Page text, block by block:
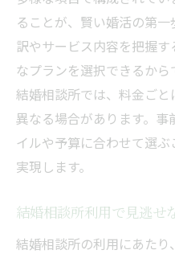
ることが、賢い婚活の第
訳やサービス内容を把握
なプランを選択できるか
結婚相談所では、料金ご
異なる場合があります。
イルや予算に合わせて選
実現します。
結婚相談所利用で見逃せ
結婚相談所の利用にあた